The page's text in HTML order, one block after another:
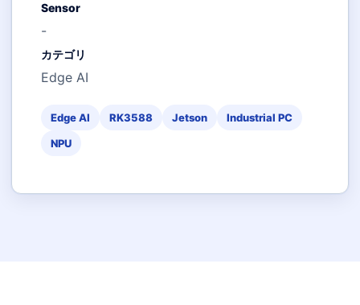
Sensor
-
カテゴリ
Edge AI
Edge AI RK3588 Jetson
Industrial PC
NPU